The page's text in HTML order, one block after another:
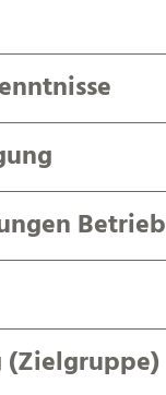
Betrieb
(Zielgruppe)